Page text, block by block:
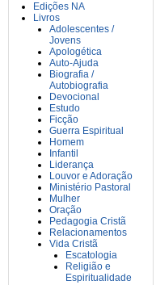
Edições NA
Livros
Adolescentes /
Jovens
Apologética
Auto-Ajuda
Biografia /
Autobiografia
Devocional
Estudo
Ficção
Guerra Espiritual
Homem
Infantil
Liderança
Louvor e Adoração
Ministério Pastoral
Mulher
Oração
Pedagogia Cristã
Relacionamentos
Vida Cristã
Escatologia
Religião e
Espiritualidade